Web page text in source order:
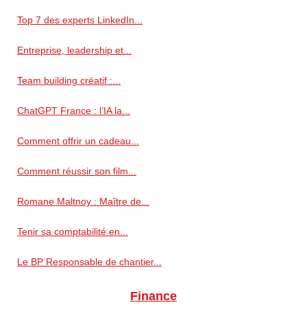
Top 7 des experts LinkedIn...
Entreprise, leadership et...
Team building créatif :...
ChatGPT France : l’IA la...
Comment offrir un cadeau...
Comment réussir son film...
Romane Maltnoy : Maître de...
Tenir sa comptabilité en...
Le BP Responsable de chantier...
Finance